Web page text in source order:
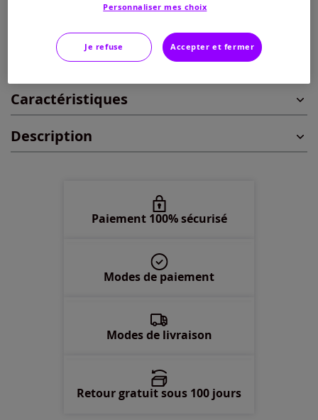
En stock
44 -En stock
46 -En stock
Ajouter au panier
Caractéristiques
Description
Paiement 100% sécurisé
Modes de paiement
Modes de livraison
Retour gratuit sous 100 jours
Personnaliser mes choix
Je refuse Accepter et fermer